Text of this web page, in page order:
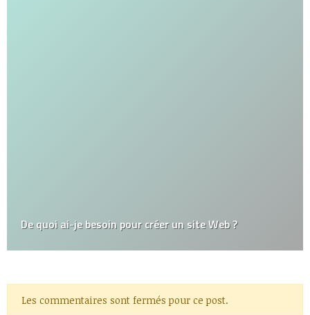
De quoi ai-je besoin pour créer un site Web ?
Les commentaires sont fermés pour ce post.